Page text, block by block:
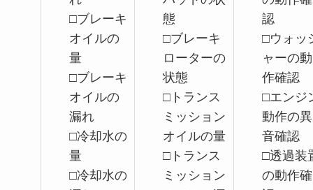
□ブレーキ
オイルの
量
□ブレーキ
オイルの
漏れ
□冷却水の
量
□冷却水の
態
□ブレーキ
ローターの
状態
□トランス
ミッション
オイルの量
□トランス
ミッション
認
□ウォッ
ャーの動
作確認
□エンジ
動作の異
音確認
□透過装
の動作確